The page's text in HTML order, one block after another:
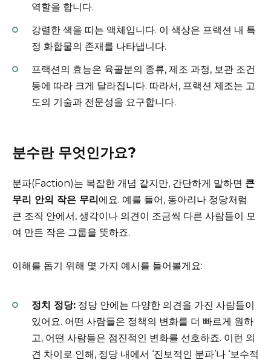
역할을 합니다.
강렬한 색을 띠는 액체입니다. 이 색상은 프랙션 내 특
정 화합물의 존재를 나타냅니다.
프랙션의 효능은 육골분의 종류, 제조 과정, 보관 조건
등에 따라 크게 달라집니다. 따라서, 프랙션 제조는 고
도의 기술과 전문성을 요구합니다.
분수란 무엇인가요?
분파(Faction)는 복잡한 개념 같지만, 간단하게 말하면 큰
무리 안의 작은 무리 에요. 예를 들어, 동아리나 정당처럼
큰 조직 안에서, 생각이나 의견이 조금씩 다른 사람들이 모
여 만든 작은 그룹을 뜻하죠.
이해를 돕기 위해 몇 가지 예시를 들어볼게요:
정치 정당: 정당 안에는 다양한 의견을 가진 사람들이
있어요. 어떤 사람들은 정책의 변화를 더 빠르게 원하
고, 어떤 사람들은 점진적인 변화를 선호하죠. 이런 의
견 차이로 인해, 정당 내에서 ‘진보적인 분파’나 ‘보수적